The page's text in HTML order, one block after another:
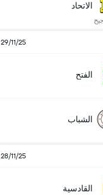
الاتحاد
29/11/25
الفتح
الشباب
28/11/25
القادسية